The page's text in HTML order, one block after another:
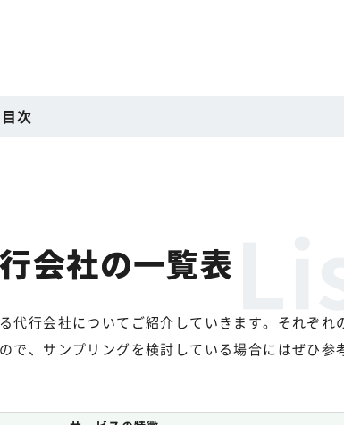
目次
会社の一覧表
代行会社についてご紹介していきます。それぞれ
で、サンプリングを検討している場合にはぜひ参